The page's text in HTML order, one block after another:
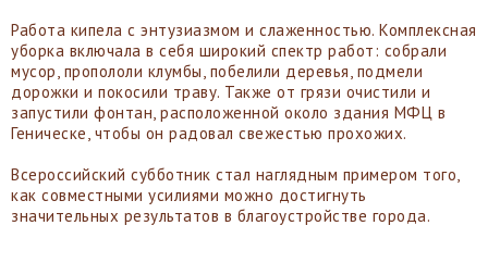
Работа кипела с энтузиазмом и слаженностью. Комплексная
уборка включала в себя широкий спектр работ: собрали
мусор, пропололи клумбы, побелили деревья, подмели
дорожки и покосили траву. Также от грязи очистили и
запустили фонтан, расположенной около здания МФЦ в
Геническе, чтобы он радовал свежестью прохожих.
Всероссийский субботник стал наглядным примером того,
как совместными усилиями можно достигнуть
значительных результатов в благоустройстве города.